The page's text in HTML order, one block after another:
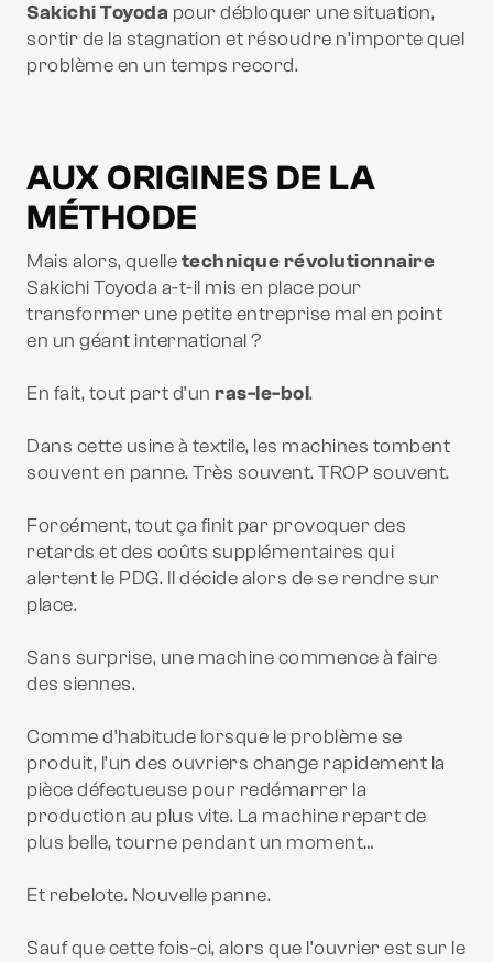
Sakichi Toyoda pour débloquer une situation,
sortir de la stagnation et résoudre n’importe quel
problème en un temps record.
AUX ORIGINES DE LA
MÉTHODE
Mais alors, quelletechnique révolutionnaire
Sakichi Toyoda a-t-il mis en place pour
transformer une petite entreprise mal en point
en un géant international ?
En fait, tout part d’un ras-le-bol.
Dans cette usine à textile, les machines tombent
souvent en panne. Très souvent. TROP souvent.
Forcément, tout ça finit par provoquer des
retards et des coûts supplémentaires qui
alertent le PDG. Il décide alors de se rendre sur
place.
Sans surprise, une machine commence à faire
des siennes.
Comme d’habitude lorsque le problème se
produit, l’un des ouvriers change rapidement la
pièce défectueuse pour redémarrer la
production au plus vite. La machine repart de
plus belle, tourne pendant un moment…
Et rebelote. Nouvelle panne.
Sauf que cette fois-ci, alors que l’ouvrier est sur le